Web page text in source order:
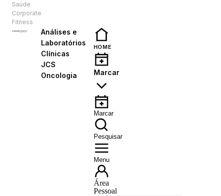
Saúde
Corporate
Fitness
Análises e
Laboratórios
Clínicas
JCS
Oncologia
HOME
Marcar
Marcar
Pesquisar
Menu
Área
Pessoal